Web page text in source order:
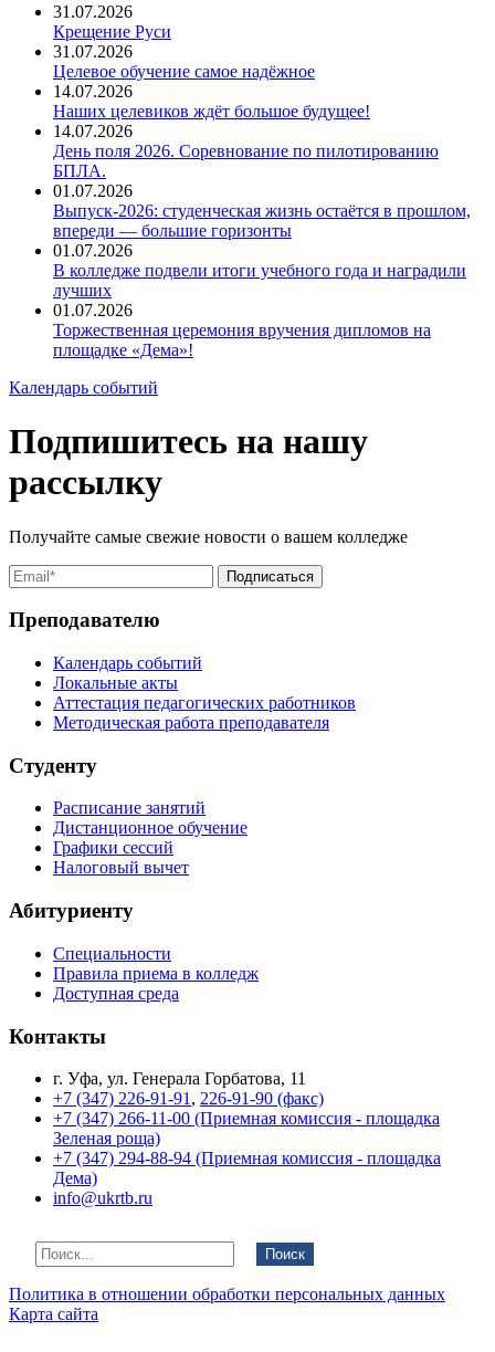
31.07.2026
Крещение Руси
31.07.2026
Целевое обучение самое надёжное
14.07.2026
Наших целевиков ждёт большое будущее!
14.07.2026
День поля 2026. Соревнование по пилотированию
БПЛА.
01.07.2026
Выпуск-2026: студенческая жизнь остаётся в прошлом,
впереди — большие горизонты
01.07.2026
В колледже подвели итоги учебного года и наградили
лучших
01.07.2026
Торжественная церемония вручения дипломов на
площадке «Дема»!
Календарь событий
Подпишитесь на нашу
рассылку
Получайте самые свежие новости о вашем колледже
Преподавателю
Календарь событий
Локальные акты
Аттестация педагогических работников
Методическая работа преподавателя
Студенту
Расписание занятий
Дистанционное обучение
Графики сессий
Налоговый вычет
Абитуриенту
Специальности
Правила приема в колледж
Доступная среда
Контакты
г. Уфа, ул. Генерала Горбатова, 11
+7 (347) 226-91-91 , 226-91-90 (факс)
+7 (347) 266-11-00 (Приемная комиссия - площадка
Зеленая роща)
+7 (347) 294-88-94 (Приемная комиссия - площадка
Дема)
info@ukrtb.ru
Поиск
Политика в отношении обработки персональных данных
Карта сайта